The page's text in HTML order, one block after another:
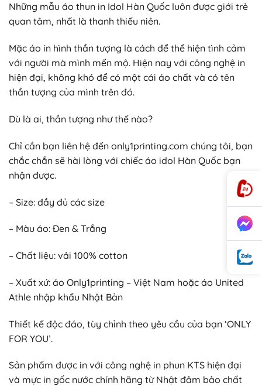
Những mẫu áo thun in Idol Hàn Quốc luôn được giới trẻ
quan tâm, nhất là thanh thiếu niên.
Mặc áo in hình thần tượng là cách để thể hiện tình cảm
với người mà mình mến mộ. Hiện nay với công nghệ in
hiện đại, không khó để có một cái áo chất và có tên
thần tượng của mình trên đó.
Dù là ai, thần tượng như thế nào?
Chỉ cần bạn liên hệ đến only1printing.com chúng tôi, bạn
chắc chắn sẽ hài lòng với chiếc áo idol Hàn Quốc bạn
nhận được.
– Size: đầy đủ các size
– Màu áo: Đen & Trắng
– Chất liệu: vải 100% cotton
– Xuất xứ: áo Only1printing – Việt Nam hoặc áo United
Athle nhập khẩu Nhật Bản
Thiết kế độc đáo, tùy chỉnh theo yêu cầu của bạn ‘ONLY
FOR YOU’.
Sản phẩm được in với công nghệ in phun KTS hiện đại
và mực in gốc nước chính hãng từ Nhật đảm bảo chất